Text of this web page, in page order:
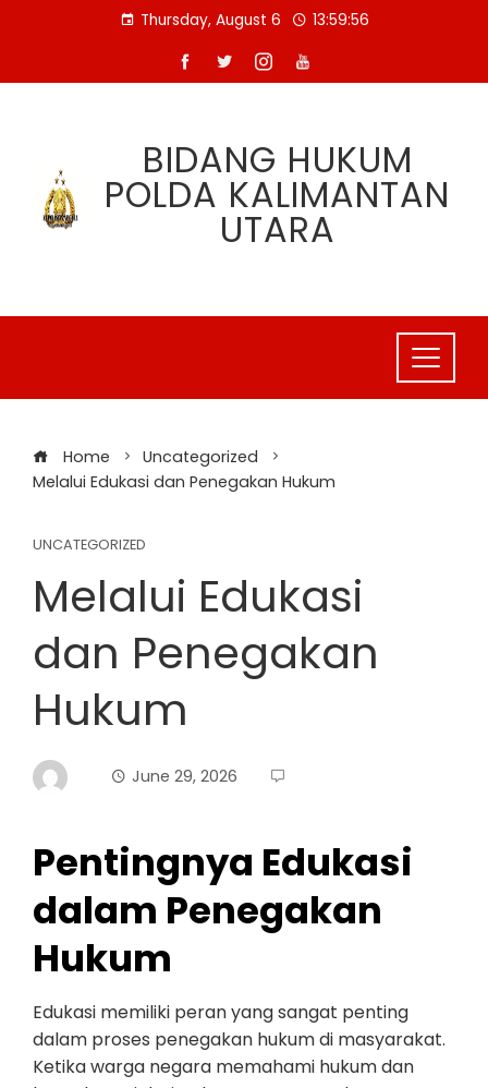
Thursday, August 6 13:59:56
BIDANG HUKUM
POLDA KALIMANTAN
UTARA
Home
Uncategorized
Melalui Edukasi dan Penegakan Hukum
UNCATEGORIZED
Melalui Edukasi
dan Penegakan
Hukum
June 29, 2026
Pentingnya Edukasi
dalam Penegakan
Hukum
Edukasi memiliki peran yang sangat penting
dalam proses penegakan hukum di masyarakat.
Ketika warga negara memahami hukum dan